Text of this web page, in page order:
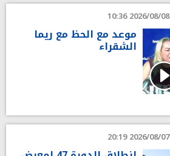
2026/08/08 10:36
موعد مع الحظ مع ريما
الشقراء
2026/08/07 20:19